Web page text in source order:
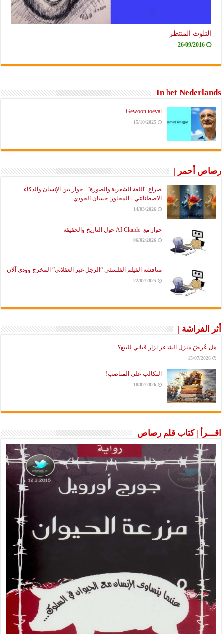
التلوث المنتظر
26/09/2016
In het Nederlands
Gewoon toeval
15/10/2025
رصاص أحمر |
صراع “اللغة الشعرية والصورة”.. حوار بين الإنسان والذكاء
الاصطناعي ـ المحاور: حسان الجودي
14/03/2026
حوار مع AI Claude حول التاريخ والحقيقة
06/02/2026
مناقشة الفيلم الفلسفي “الرجل غير العقلاني” المخرج وودي آلان
22/02/2025
أثر الفراشة |
هل عُرضَ منزل الشاعر نزار قباني للبيع؟
15/07/2026
التكالب على المناصب!
18/02/2026
اقـــرأ | كتاب قلم رصاص